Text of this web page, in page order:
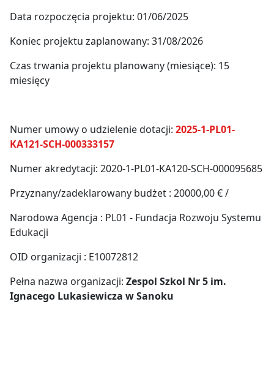
Data rozpoczęcia projektu: 01/06/2025
Koniec projektu zaplanowany: 31/08/2026
Czas trwania projektu planowany (miesiące): 15
miesięcy
Numer umowy o udzielenie dotacji: 2025-1-PL01-
KA121-SCH-000333157
Numer akredytacji: 2020-1-PL01-KA120-SCH-000095685
Przyznany/zadeklarowany budżet : 20000,00 € /
Narodowa Agencja : PL01 - Fundacja Rozwoju Systemu
Edukacji
OID organizacji : E10072812
Pełna nazwa organizacji: Zespol Szkol Nr 5 im.
Ignacego Lukasiewicza w Sanoku